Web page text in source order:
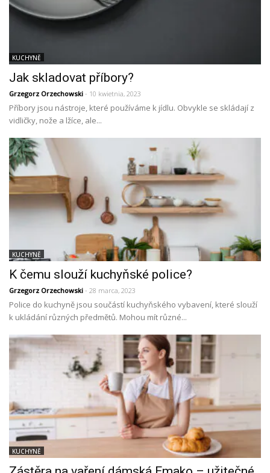
KUCHYNĚ
Jak skladovat příbory?
Grzegorz Orzechowski - 10 kwietnia, 2023
Příbory jsou nástroje, které používáme k jídlu. Obvykle se skládají z
vidličky, nože a lžíce, ale...
KUCHYNĚ
K čemu slouží kuchyňské police?
Grzegorz Orzechowski - 28 marca, 2023
Police do kuchyně jsou součástí kuchyňského vybavení, které slouží
k ukládání různých předmětů. Mohou mít různé...
KUCHYNĚ